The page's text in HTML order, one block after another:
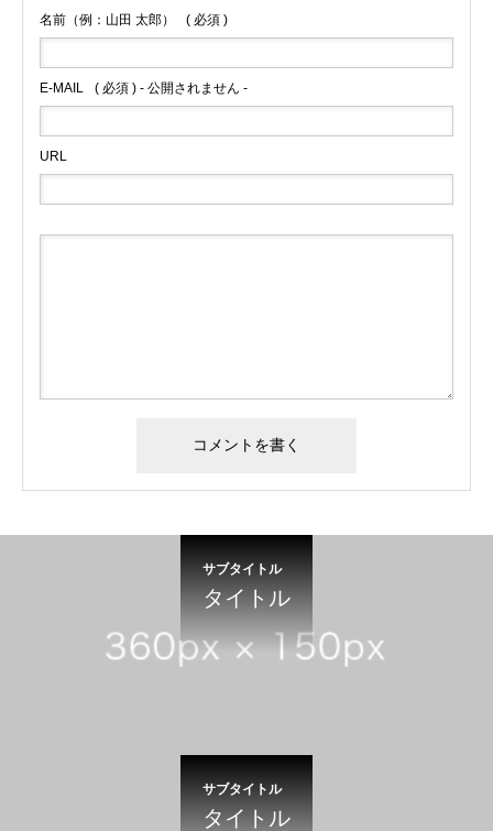
名前（例：山田 太郎） ( 必須 )
E-MAIL ( 必須 ) - 公開されません -
URL
サブタイトル
タイトル
サブタイトル
タイトル